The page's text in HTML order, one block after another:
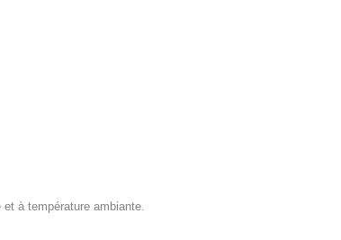
à température ambiante.